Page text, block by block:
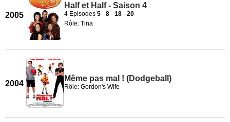
2005
Half et Half - Saison 4
4 Episodes 5 - 8 - 18 - 20
Rôle: Tina
2004
Même pas mal ! (Dodgeball)
Rôle: Gordon's Wife